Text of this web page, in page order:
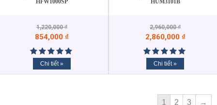
HFW1000SP
1,220,000₫
854,000 ₫
Chi tiết »
HUM3101B
2,960,000₫
2,860,000 ₫
Chi tiết »
1 2 3 →